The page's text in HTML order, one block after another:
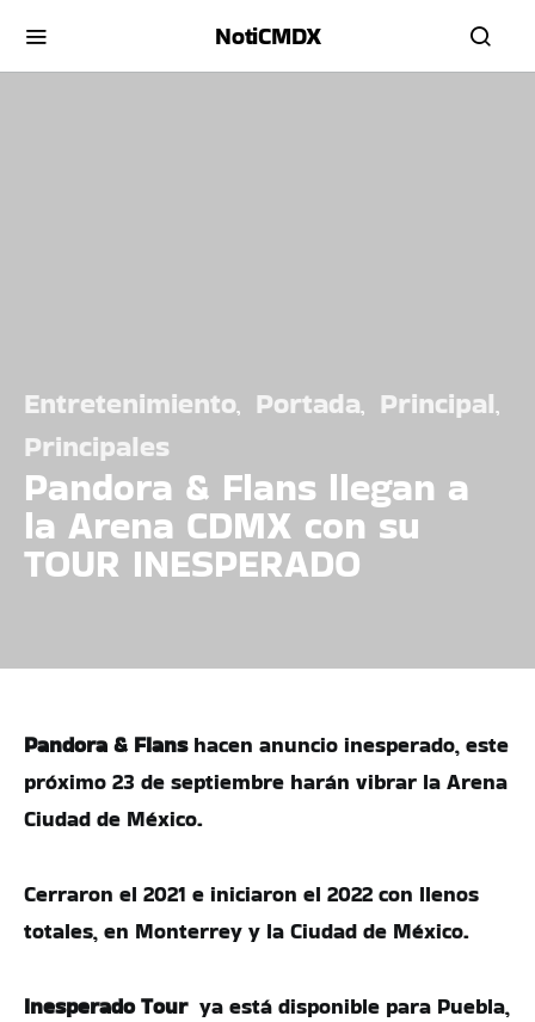
NotiCMDX
Entretenimiento Portada Principal
Principales
Pandora & Flans llegan a
la Arena CDMX con su
TOUR INESPERADO
Pandora & Flanshacen anuncio inesperado, este
próximo 23 de septiembre harán vibrar la Arena
Ciudad de México.
Cerraron el 2021 e iniciaron el 2022 con llenos
totales, en Monterrey y la Ciudad de México.
Inesperado Tourya está disponible para Puebla,